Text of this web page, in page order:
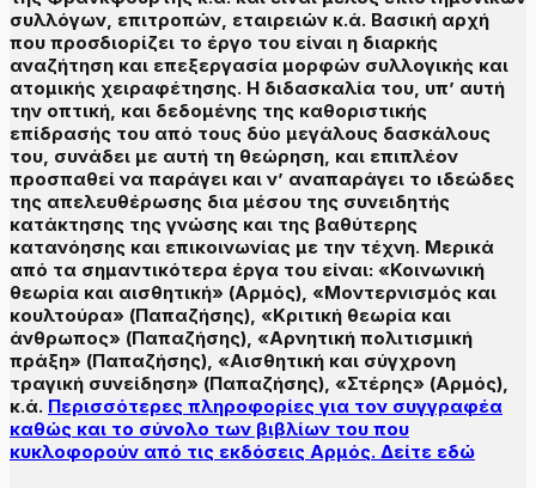
συλλόγων, επιτροπών, εταιρειών κ.ά. Βασική αρχή
που προσδιορίζει το έργο του είναι η διαρκής
αναζήτηση και επεξεργασία μορφών συλλογικής και
ατομικής χειραφέτησης. Η διδασκαλία του, υπ’ αυτή
την οπτική, και δεδομένης της καθοριστικής
επίδρασής του από τους δύο μεγάλους δασκάλους
του, συνάδει με αυτή τη θεώρηση, και επιπλέον
προσπαθεί να παράγει και ν’ αναπαράγει το ιδεώδες
της απελευθέρωσης δια μέσου της συνειδητής
κατάκτησης της γνώσης και της βαθύτερης
κατανόησης και επικοινωνίας με την τέχνη. Μερικά
από τα σημαντικότερα έργα του είναι: «Κοινωνική
θεωρία και αισθητική» (Αρμός), «Μοντερνισμός και
κουλτούρα» (Παπαζήσης), «Κριτική θεωρία και
άνθρωπος» (Παπαζήσης), «Αρνητική πολιτισμική
πράξη» (Παπαζήσης), «Αισθητική και σύγχρονη
τραγική συνείδηση» (Παπαζήσης), «Στέρης» (Αρμός),
κ.ά. Περισσότερες πληροφορίες για τον συγγραφέα
καθώς και το σύνολο των βιβλίων του που
κυκλοφορούν από τις εκδόσεις Αρμός. Δείτε εδώ